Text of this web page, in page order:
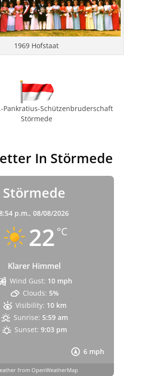
1969 Hofstaat
Pankratius-Schützenbruderschaft
Störmede
In Störmede
Störmede
p.m., 08/08/2026
22 °C
Klarer Himmel
6 mph
Wind Gust: 10 mph
Clouds: 5%
Visibility: 10 km
Sunrise: 5:59 am
Sunset: 9:03 pm
from OpenWeatherMap